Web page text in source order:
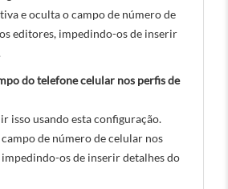
e oculta o campo de número de
editores, impedindo-os de inserir
do telefone celular nos perfis de
isso usando esta configuração.
de número de celular nos
os de inserir detalhes do